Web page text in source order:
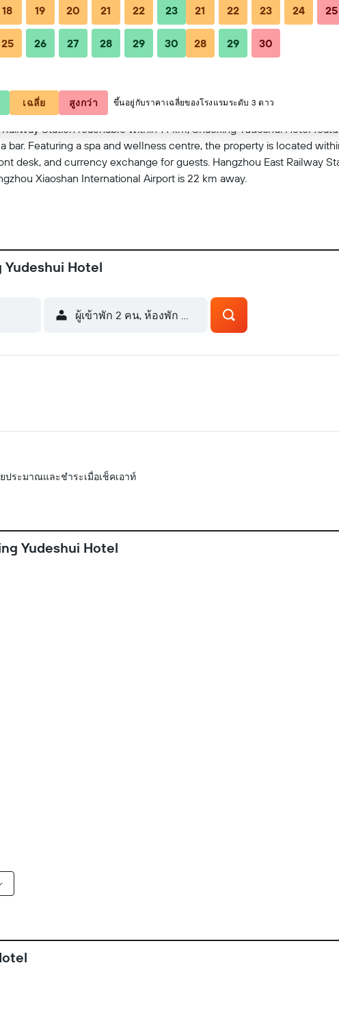
Station reachable within 14 km, Shaoxing Yudeshui Hotel
Featuring a spa and wellness centre, the property is located
desk, and currency exchange for guests. Hangzhou East Railway
Xiaoshan International Airport is 22 km away.
Hotel
ผู้เข้าพัก 2 คน, ห้องพัก 1 ห้อง
ระมาณและชำระเมื่อเช็คเอาท์
Yudeshui Hotel
18 19 20 21 22 23
25 26 27 28 29 30
21 22 23 24 25
28 29 30
เฉลี่ย สูงกว่า ขึ้นอยู่กับราคาเฉลี่ยของโรงแรมระดับ 3 ดาว